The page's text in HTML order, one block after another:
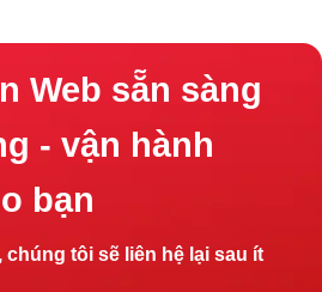
Web sẵn sàng
- vận hành
bạn
chúng tôi sẽ liên hệ lại sau ít